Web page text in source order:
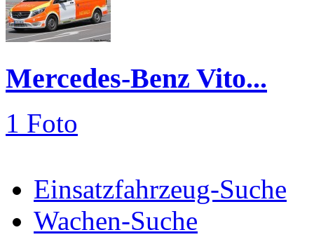
Mercedes-Benz Vito...
1 Foto
Einsatzfahrzeug-Suche
Wachen-Suche